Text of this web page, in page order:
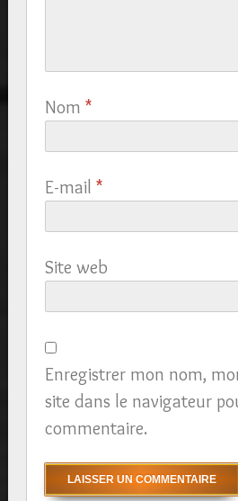
Nom *
E-mail *
Site web
Enregistrer mon nom,
site dans le navigateur
commentaire.